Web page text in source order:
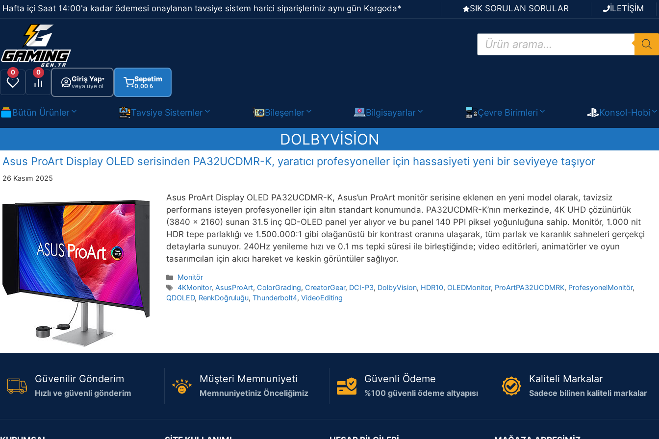
İçeriğe
atla
Hafta içi Saat 14:00'a kadar ödemesi onaylanan tavsiye sistem harici siparişleriniz aynı gün Kargoda* SIK SORULAN SORULAR İLETİŞİM
Products
search
0 0
Giriş Yap▾
veya üye ol
Sepetim
0,00 ₺
Bütün Ürünler Tavsiye Sistemler Bileşenler Bilgisayarlar Çevre Birimleri Konsol-Hobi
DOLBYVISION
Asus ProArt Display OLED serisinden PA32UCDMR-K, yaratıcı profesyoneller için hassasiyeti yeni bir seviyeye taşıyor
26 Kasım 2025
Asus ProArt Display OLED PA32UCDMR-K, Asus’un ProArt monitör serisine eklenen en yeni model olarak, tavizsiz
performans isteyen profesyoneller için altın standart konumunda. PA32UCDMR-K’nın merkezinde, 4K UHD çözünürlük
(3840 x 2160) sunan 31.5 inç QD-OLED panel yer alıyor ve bu panel 140 PPI piksel yoğunluğuna sahip. Monitör, 1.000 nit
HDR tepe parlaklığı ve 1.500.000:1 gibi olağanüstü bir kontrast oranına ulaşarak, tüm parlak ve karanlık sahneleri gerçekçi
detaylarla sunuyor. 240Hz yenileme hızı ve 0.1 ms tepki süresi ile birleştiğinde; video editörleri, animatörler ve oyun
tasarımcıları için akıcı hareket ve keskin görüntüler sağlıyor.
Kategoriler
Monitör
Etiketler
4KMonitor, AsusProArt, ColorGrading, CreatorGear, DCI-P3, DolbyVision, HDR10, OLEDMonitor, ProArtPA32UCDMRK, ProfesyonelMonitör,
QDOLED, RenkDoğruluğu, Thunderbolt4, VideoEditing
Güvenilir Gönderim
Hızlı ve güvenli gönderim
Müşteri Memnuniyeti
Memnuniyetiniz Önceliğimiz
Güvenli Ödeme
%100 güvenli ödeme altyapısı
Kaliteli Markalar
Sadece bilinen kaliteli markalar